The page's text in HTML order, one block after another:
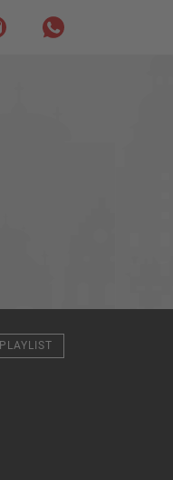
PLAYLIST